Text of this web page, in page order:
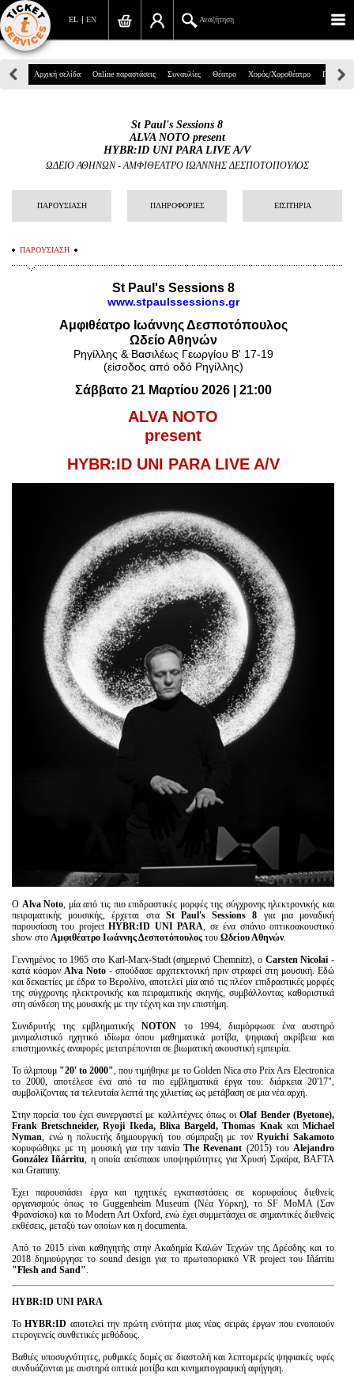
EN
EL Αναζήτηση
Πανεπιστημίου 39, Αθήνα
info@ticketservices.gr
Αναζήτηση
Προσωπικά Δεδομένα
Πληροφορίες
Είσοδος διαχειριστή
Αρχική σελίδα Online παραστάσεις Συναυλίες Θέατρο Χορός/Χοροθέατρο Παιδικά
St Paul's Sessions 8
ALVA NOTO present
HYBR:ID UNI PARA LIVE A/V
ΩΔΕΙΟ ΑΘΗΝΩΝ-ΑΜΦΙΘΕΑΤΡΟ ΙΩΑΝΝΗΣ ΔΕΣΠΟΤΟΠΟΥΛΟΣ
ΠΑΡΟΥΣΙΑΣΗ ΠΛΗΡΟΦΟΡΙΕΣ ΕΙΣΙΤΗΡΙΑ
ΠΑΡΟΥΣΙΑΣΗ
St Paul's Sessions 8
www.stpaulssessions.gr
Αμφιθέατρο Ιωάννης Δεσποτόπουλος
Ωδείο Αθηνών
Ρηγίλλης & Βασιλέως Γεωργίου Β' 17-19
(είσοδος από οδό Ρηγίλλης)
Σάββατο 21 Μαρτίου 2026 | 21:00
ALVA NOTO
present
HYBR:ID UNI PARA LIVE A/V
Ο Alva Noto, μία από τις πιο επιδραστικές μορφές της σύγχρονης ηλεκτρονικής και
πειραματικής μουσικής, έρχεται στα St Paul's Sessions 8 για μια μοναδική
παρουσίαση του projectHYBR:ID UNI PARA, σε ένα σπάνιο οπτικοακουστικό
show στο Αμφιθέατρο Ιωάννης Δεσποτόπουλος του Ωδείου Αθηνών.
Γεννημένος το 1965 στο Karl-Marx-Stadt (σημερινό Chemnitz), ο Carsten Nicolai -
κατά κόσμονAlva Noto - σπούδασε αρχιτεκτονική πριν στραφεί στη μουσική. Εδώ
και δεκαετίες με έδρα το Βερολίνο, αποτελεί μία από τις πλέον επιδραστικές μορφές
της σύγχρονης ηλεκτρονικής και πειραματικής σκηνής, συμβάλλοντας καθοριστικά
στη σύνδεση της μουσικής με την τέχνη και την επιστήμη.
Συνιδρυτής της εμβληματικήςNOTON το 1994, διαμόρφωσε ένα αυστηρό
μινιμαλιστικό ηχητικό ιδίωμα όπου μαθηματικά μοτίβα, ψηφιακή ακρίβεια και
επιστημονικές αναφορές μετατρέπονται σε βιωματική ακουστική εμπειρία.
Το άλμπουμ "20' to 2000", που τιμήθηκε με το Golden Nica στο Prix Ars Electronica
το 2000, αποτέλεσε ένα από τα πιο εμβληματικά έργα του: διάρκεια 20'17",
συμβολίζοντας τα τελευταία λεπτά της χιλιετίας ως μετάβαση σε μια νέα αρχή.
Στην πορεία του έχει συνεργαστεί με καλλιτέχνες όπως οιOlaf Bender(Byetone),
Frank Bretschneider,Ryoji Ikeda, Blixa Bargeld,Thomas Knak και Michael
Nyman, ενώ η πολυετής δημιουργική του σύμπραξη με τονRyuichi Sakamoto
κορυφώθηκε με τη μουσική για την ταινίαThe Revenant (2015) τουAlejandro
González Iñárritu, η οποία απέσπασε υποψηφιότητες για Χρυσή Σφαίρα, BAFTA
και Grammy.
Έχει παρουσιάσει έργα και ηχητικές εγκαταστάσεις σε κορυφαίους διεθνείς
οργανισμούς όπως το Guggenheim Museum (Νέα Υόρκη), το SF MoMA (Σαν
Φρανσίσκο) και το Modern Art Oxford, ενώ έχει συμμετάσχει σε σημαντικές διεθνείς
εκθέσεις, μεταξύ των οποίων και η documenta.
Από το 2015 είναι καθηγητής στην Ακαδημία Καλών Τεχνών της Δρέσδης και το
2018 δημιούργησε το sound design για το πρωτοποριακό VR project του Iñárritu
"Flesh and Sand".
HYBR:ID UNI PARA
ΤοHYBR:ID αποτελεί την πρώτη ενότητα μιας νέας σειράς έργων που ενοποιούν
ετερογενείς συνθετικές μεθόδους.
Βαθιές υποσυχνότητες, ρυθμικές δομές σε διαστολή και λεπτομερείς ψηφιακές υφές
συνδυάζονται με αυστηρά οπτικά μοτίβα και κινηματογραφική αφήγηση.